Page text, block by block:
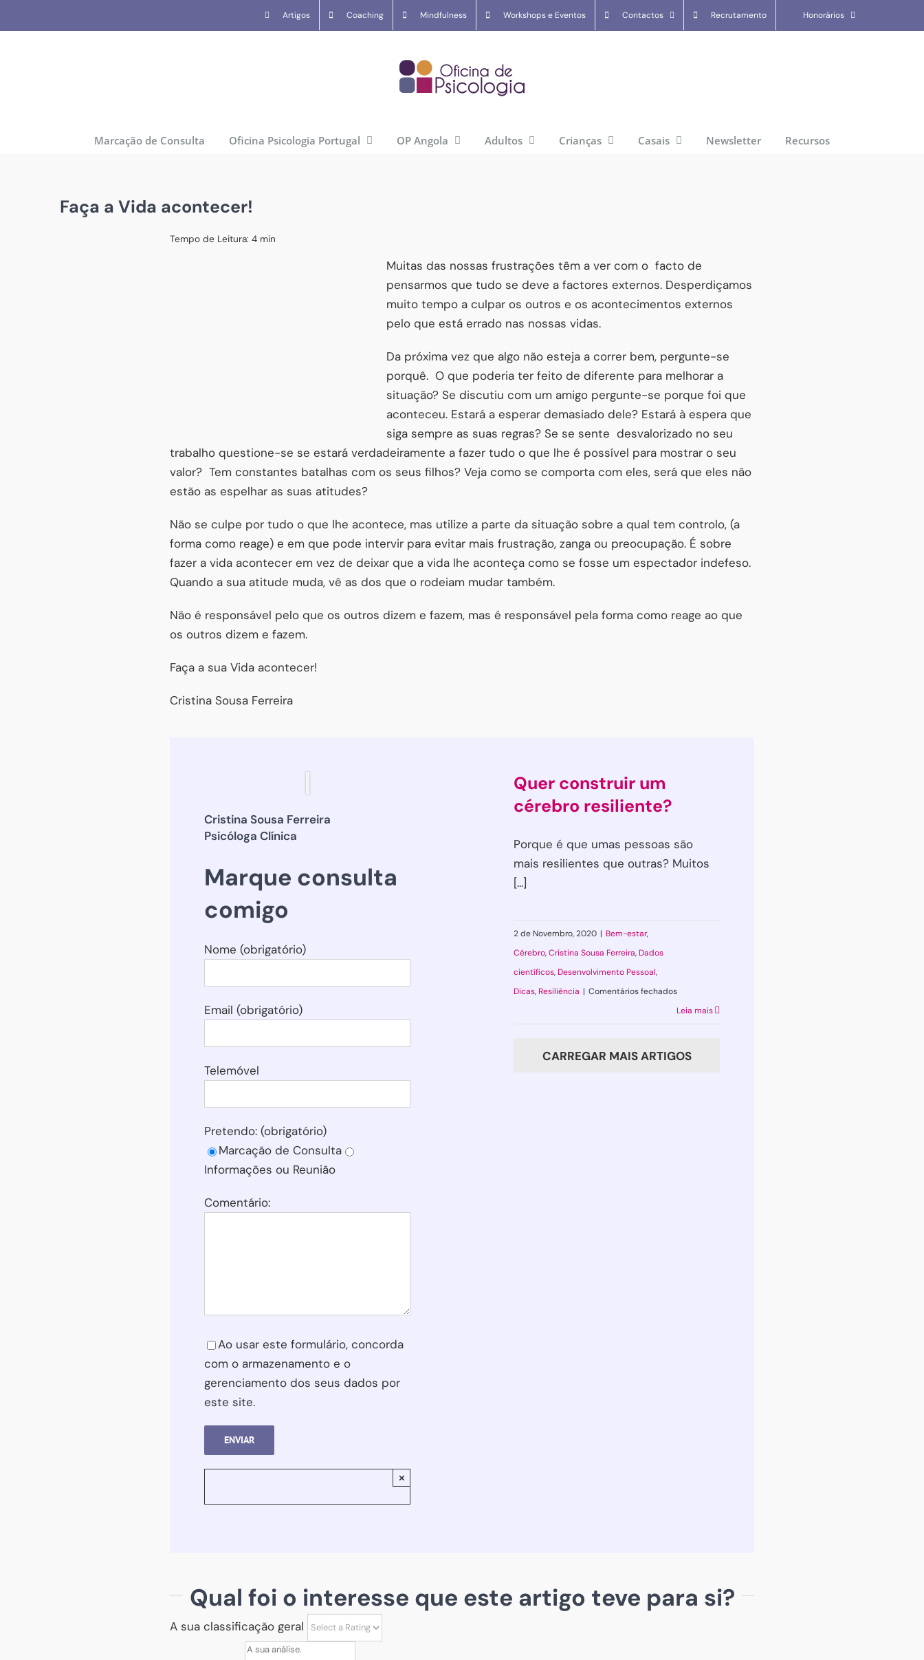
to
Artigos Coaching Mindfulness Workshops e Eventos Contactos Recrutamento Honorários
Marcação de Consulta Oficina Psicologia Portugal OP Angola Adultos Crianças Casais Newsletter Recursos
Faça a Vida acontecer!
Tempo de Leitura: 4 min
Muitas das nossas frustrações têm a ver com o facto de
pensarmos que tudo se deve a factores externos. Desperdiçamos
muito tempo a culpar os outros e os acontecimentos externos
pelo que está errado nas nossas vidas.
Da próxima vez que algo não esteja a correr bem, pergunte-se
porquê. O que poderia ter feito de diferente para melhorar a
situação? Se discutiu com um amigo pergunte-se porque foi que
aconteceu. Estará a esperar demasiado dele? Estará à espera que
siga sempre as suas regras? Se se sente desvalorizado no seu
trabalho questione-se se estará verdadeiramente a fazer tudo o que lhe é possível para mostrar o seu
valor? Tem constantes batalhas com os seus filhos? Veja como se comporta com eles, será que eles não
estão as espelhar as suas atitudes?
Não se culpe por tudo o que lhe acontece, mas utilize a parte da situação sobre a qual tem controlo, (a
forma como reage) e em que pode intervir para evitar mais frustração, zanga ou preocupação. É sobre
fazer a vida acontecer em vez de deixar que a vida lhe aconteça como se fosse um espectador indefeso.
Quando a sua atitude muda, vê as dos que o rodeiam mudar também.
Não é responsável pelo que os outros dizem e fazem, mas é responsável pela forma como reage ao que
os outros dizem e fazem.
Faça a sua Vida acontecer!
Cristina Sousa Ferreira
Cristina Sousa Ferreira
Psicóloga Clínica
Marque consulta
comigo
Nome (obrigatório)
Email (obrigatório)
Telemóvel
Pretendo: (obrigatório)
Marcação de Consulta
Informações ou Reunião
Comentário:
Ao usar este formulário, concorda
com o armazenamento e o
gerenciamento dos seus dados por
este site.
×
Quer construir um
cérebro resiliente?
Porque é que umas pessoas são
mais resilientes que outras? Muitos
[...]
2 de Novembro, 2020 | Bem-estar,
Cérebro,Cristina Sousa Ferreira, Dados
científicos, Desenvolvimento Pessoal,
Dicas, Resiliência | Comentários fechadosem
Quer
Leia mais
CARREGAR MAIS ARTIGOS
Qual foi o interesse que este artigo teve para si?
A sua classificação geral